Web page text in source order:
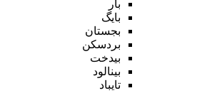
بار
بایگ
بجستان
بردسکن
بیدخت
بینالود
تایباد